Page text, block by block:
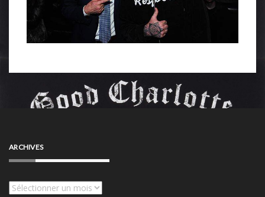
ARCHIVES
Archives